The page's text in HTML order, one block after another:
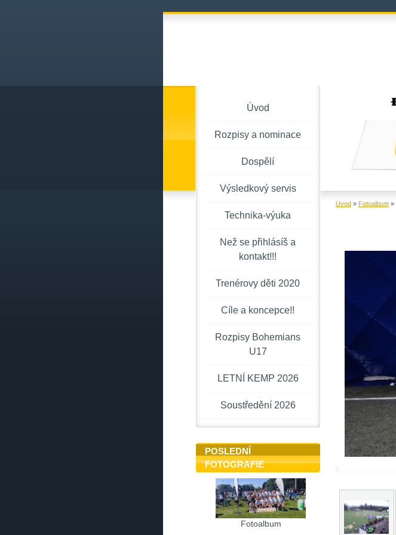
Úvod» Fotoalbum»
Úvod
Rozpisy a nominace
Dospělí
Výsledkový servis
Technika-výuka
Než se přihlásíš a
kontakt!!!
Trenérovy děti 2020
Cíle a koncepce!!
Rozpisy Bohemians
U17
LETNÍ KEMP 2026
Soustředění 2026
POSLEDNÍ
FOTOGRAFIE
Fotoalbum